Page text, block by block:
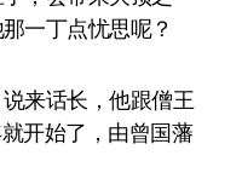
一丁点忧思呢？
来话长，他跟僧王
开始了，由曾国藩